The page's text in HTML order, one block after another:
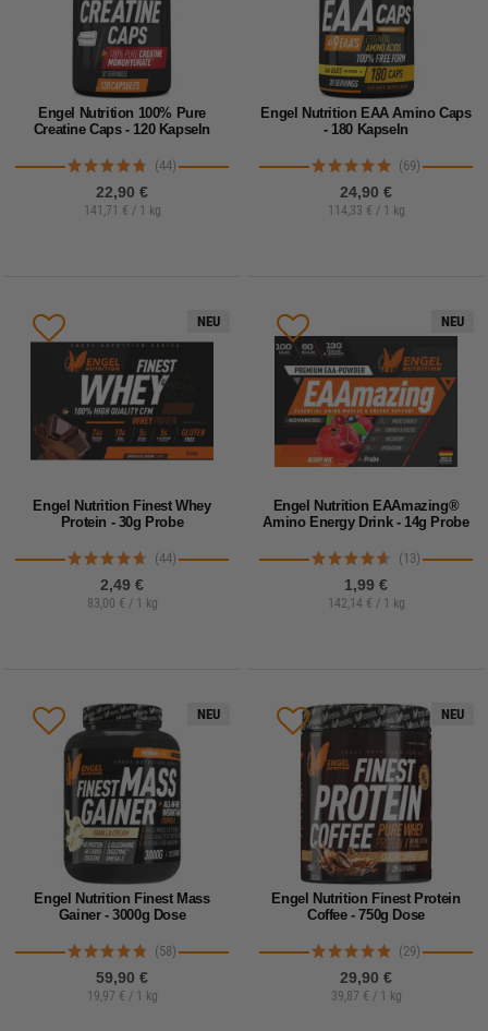
Engel Nutrition 100% Pure
Creatine Caps - 120 Kapseln
(44)
22,90 €
141,71 € / 1 kg
Engel Nutrition EAA Amino Caps
- 180 Kapseln
(69)
24,90 €
114,33 € / 1 kg
NEU
Engel Nutrition Finest Whey
Protein - 30g Probe
(44)
2,49 €
83,00 € / 1 kg
NEU
Engel Nutrition EAAmazing®
Amino Energy Drink - 14g Probe
(13)
1,99 €
142,14 € / 1 kg
NEU
Engel Nutrition Finest Mass
Gainer - 3000g Dose
(58)
59,90 €
19,97 € / 1 kg
NEU
Engel Nutrition Finest Protein
Coffee - 750g Dose
(29)
29,90 €
39,87 € / 1 kg